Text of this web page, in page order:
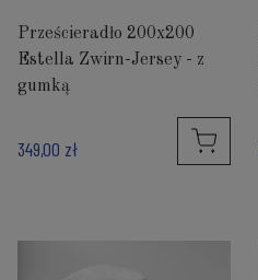
Prześcieradło 200x200
Estella Zwirn-Jersey - z
gumką
349,00 zł